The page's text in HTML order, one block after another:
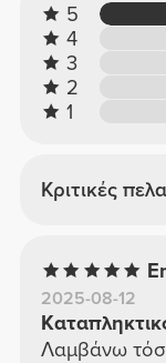
5
4
3
2
1
Κριτικές
2025-08-12
Λαμβάνω